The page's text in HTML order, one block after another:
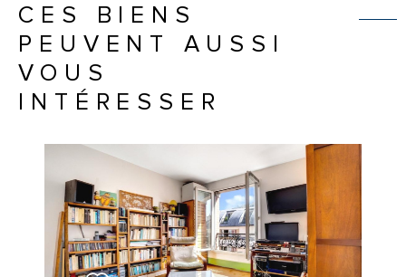
CES BIENS
PEUVENT AUSSI
VOUS
INTÉRESSER
VOIR LE BIEN